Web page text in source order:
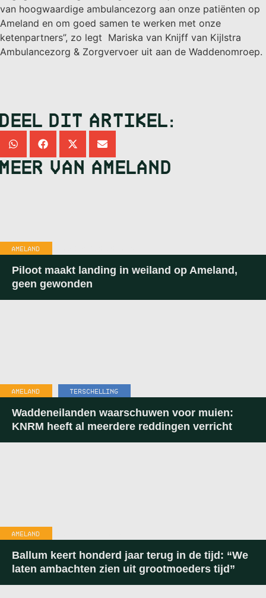
van hoogwaardige ambulancezorg aan onze patiënten op
Ameland en om goed samen te werken met onze
ketenpartners”, zo legt Mariska van Knijff van Kijlstra
Ambulancezorg & Zorgvervoer uit aan de Waddenomroep.
DEEL DIT ARTIKEL:
MEER VANAMELAND
AMELAND
Piloot maakt landing in weiland op Ameland,
geen gewonden
AMELAND TERSCHELLING
Waddeneilanden waarschuwen voor muien:
KNRM heeft al meerdere reddingen verricht
AMELAND
Ballum keert honderd jaar terug in de tijd: “We
laten ambachten zien uit grootmoeders tijd”